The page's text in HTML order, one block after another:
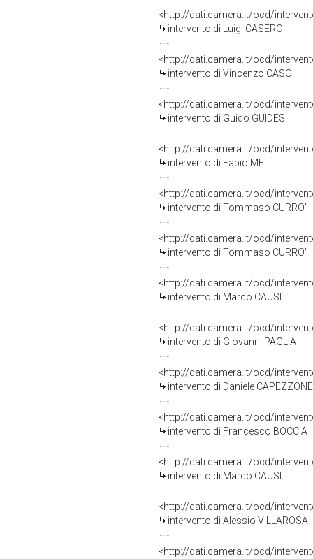
<http://dati.camera.it/ocd/
intervento di Luigi CASERO
<http://dati.camera.it/ocd/
intervento di Vincenzo CASO
<http://dati.camera.it/ocd/
intervento di Guido GUIDESI
<http://dati.camera.it/ocd/
intervento di Fabio MELILLI
<http://dati.camera.it/ocd/
intervento di Tommaso CURRO'
<http://dati.camera.it/ocd/
intervento di Tommaso CURRO'
<http://dati.camera.it/ocd/
intervento di Marco CAUSI
<http://dati.camera.it/ocd/
intervento di Giovanni PAGLIA
<http://dati.camera.it/ocd/
intervento di Daniele CAPEZZONE
<http://dati.camera.it/ocd/
intervento di Francesco BOCCIA
<http://dati.camera.it/ocd/
intervento di Marco CAUSI
<http://dati.camera.it/ocd/
intervento di Alessio VILLAROSA
<http://dati.camera.it/ocd/